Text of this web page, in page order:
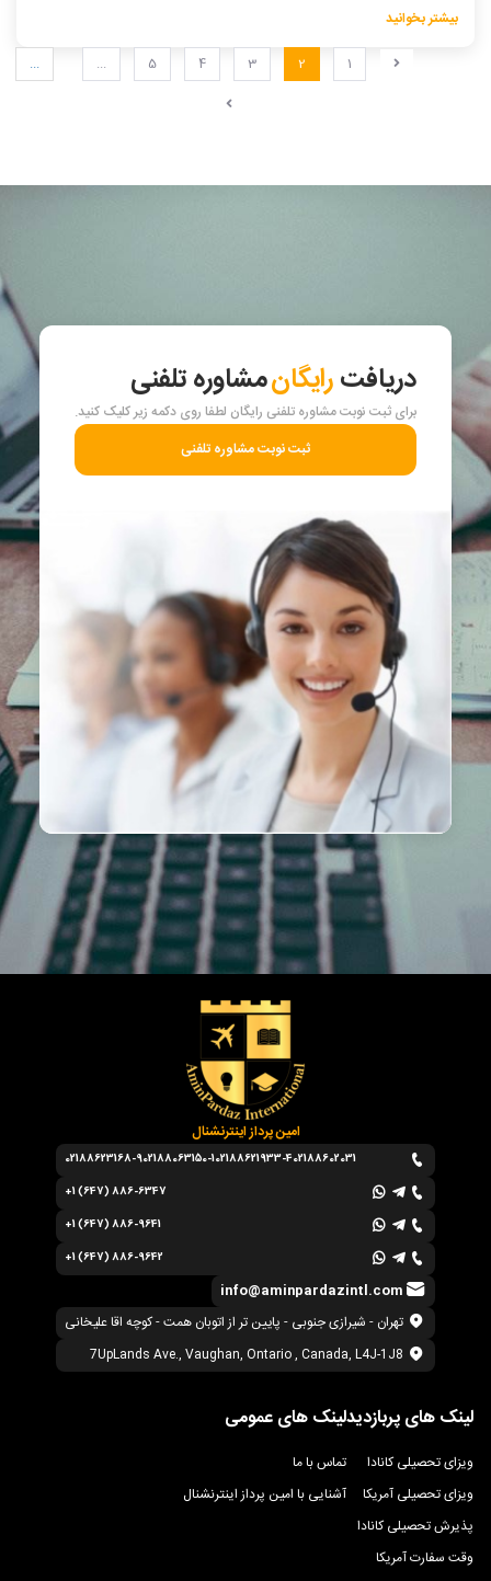
بیشتر بخوانید
1
2
3
4
5
... ...
دریافترایگانمشاوره تلفنی
برای ثبت نوبت مشاوره تلفنی رایگان لطفا روی دکمه زیر کلیک کنید.
ثبت نوبت مشاوره تلفنی
امین پرداز اینترنشنال
info@aminpardazintl.com
02188623168-902188063150-102188621933-402188602031
+1 (647) 886-6347
+1 (647) 886-9641
+1 (647) 886-9642
تهران - شیرازی جنوبی - پایین تر از اتوبان همت - کوچه اقا علیخانی
7UpLands Ave., Vaughan, Ontario , Canada, L4J-1J8
لینک های پربازدید
ویزای تحصیلی کانادا
ویزای تحصیلی آمریکا
پذیرش تحصیلی کانادا
وقت سفارت آمریکا
لینک های عمومی
تماس با ما
آشنایی با امین پرداز اینترنشنال